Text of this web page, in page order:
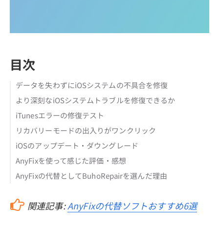
目次
データを失わずにiOSシステムの不具合を修復
より深刻なiOSシステムトラブルを修復できるか
iTunesエラーの修復テスト
リカバリーモードの出入りがワンクリック
iOSのアップデート・ダウングレード
AnyFixを使って感じた評価・感想
AnyFixの代替としてBuhoRepairを選んだ理由
関連記事: AnyFixの代替ソフトおすすめ6選